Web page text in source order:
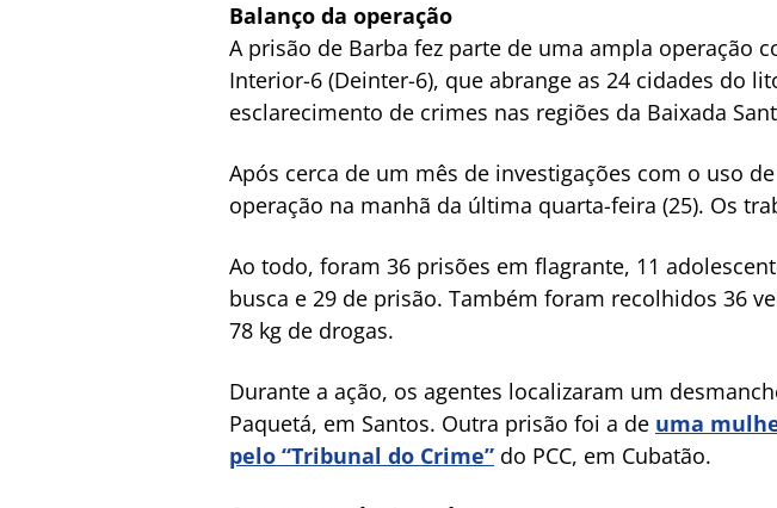
Balanço da operação
A prisão de Barba fez parte de uma ampla operação
Interior-6 (Deinter-6), que abrange as 24 cidades do
esclarecimento de crimes nas regiões da Baixada
Após cerca de um mês de investigações com o uso
operação na manhã da última quarta-feira (25). Os
Ao todo, foram 36 prisões em flagrante, 11
busca e 29 de prisão. Também foram recolhidos 36
78 kg de drogas.
Durante a ação, os agentes localizaram um
Paquetá, em Santos. Outra prisão foi a de uma
pelo “Tribunal do Crime” do PCC, em Cubatão.